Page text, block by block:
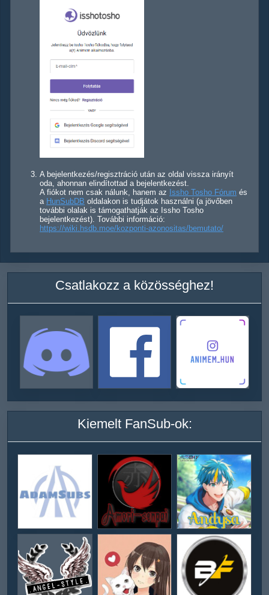
A bejelentkezés/regisztráció után az oldal vissza irányít
oda, ahonnan elindítottad a bejelentkezést.
A fiókot nem csak nálunk, hanem az Issho Tosho Fórum és
a HunSubDB oldalakon is tudjátok használni (a jövőben
további olalak is támogathatják az Issho Tosho
bejelentkezést). További információ:
https://wiki.hsdb.moe/kozponti-azonositas/bemutato/
Csatlakozz a közösséghez!
Kiemelt FanSub-ok: